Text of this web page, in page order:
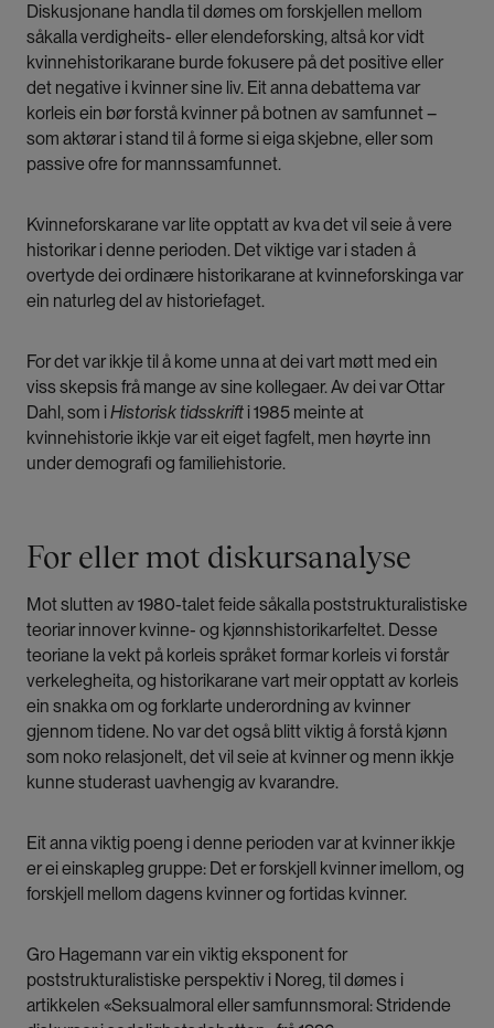
Diskusjonane handla til dømes om forskjellen mellom
såkalla verdigheits- eller elendeforsking, altså kor vidt
kvinnehistorikarane burde fokusere på det positive eller
det negative i kvinner sine liv. Eit anna debattema var
korleis ein bør forstå kvinner på botnen av samfunnet –
som aktørar i stand til å forme si eiga skjebne, eller som
passive ofre for mannssamfunnet.
Kvinneforskarane var lite opptatt av kva det vil seie å vere
historikar i denne perioden. Det viktige var i staden å
overtyde dei ordinære historikarane at kvinneforskinga var
ein naturleg del av historiefaget.
For det var ikkje til å kome unna at dei vart møtt med ein
viss skepsis frå mange av sine kollegaer. Av dei var Ottar
Dahl, som iHistorisk tidsskrift i 1985 meinte at
kvinnehistorie ikkje var eit eiget fagfelt, men høyrte inn
under demografi og familiehistorie.
For eller mot diskursanalyse
Mot slutten av 1980-talet feide såkalla poststrukturalistiske
teoriarinnover kvinne- og kjønnshistorikarfeltet. Desse
teoriane la vekt på korleis språket formar korleis vi forstår
verkelegheita, og historikarane vart meir opptatt av korleis
ein snakka om og forklarte underordning av kvinner
gjennom tidene. No var det også blitt viktig å forstå kjønn
som noko relasjonelt, det vil seie at kvinner og menn ikkje
kunne studerast uavhengig av kvarandre.
Eit anna viktig poeng i denne perioden var at kvinner ikkje
er ei einskapleg gruppe: Det er forskjell kvinner imellom, og
forskjell mellom dagens kvinner og fortidas kvinner.
Gro Hagemann var ein viktig eksponent for
poststrukturalistiske perspektiv i Noreg, til dømes i
artikkelen «Seksualmoral eller samfunnsmoral: Stridende